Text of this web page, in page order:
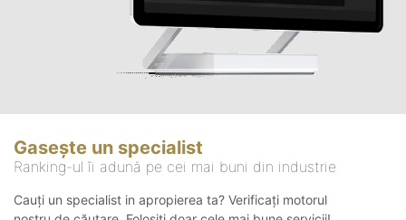
Gasește un specialist
Ranking-ul îi adună pe cei mai buni din industrie
Cauți un specialist in apropierea ta? Verificați motorul